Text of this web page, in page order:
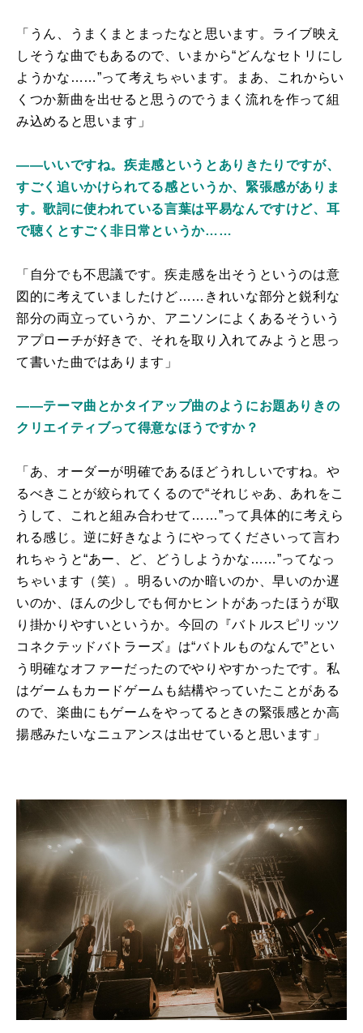
「うん、うまくまとまったなと思います。ライブ映え
しそうな曲でもあるので、いまから“どんなセトリにし
ようかな……”って考えちゃいます。まあ、これからい
くつか新曲を出せると思うのでうまく流れを作って組
み込めると思います」
――いいですね。疾走感というとありきたりですが、
すごく追いかけられてる感というか、緊張感がありま
す。歌詞に使われている言葉は平易なんですけど、耳
で聴くとすごく非日常というか……
「自分でも不思議です。疾走感を出そうというのは意
図的に考えていましたけど……きれいな部分と鋭利な
部分の両立っていうか、アニソンによくあるそういう
アプローチが好きで、それを取り入れてみようと思っ
て書いた曲ではあります」
――テーマ曲とかタイアップ曲のようにお題ありきの
クリエイティブって得意なほうですか？
「あ、オーダーが明確であるほどうれしいですね。や
るべきことが絞られてくるので“それじゃあ、あれをこ
うして、これと組み合わせて……”って具体的に考えら
れる感じ。逆に好きなようにやってくださいって言わ
れちゃうと“あー、ど、どうしようかな……”ってなっ
ちゃいます（笑）。明るいのか暗いのか、早いのか遅
いのか、ほんの少しでも何かヒントがあったほうが取
り掛かりやすいというか。今回の『バトルスピリッツ
コネクテッドバトラーズ』は“バトルものなんで”とい
う明確なオファーだったのでやりやすかったです。私
はゲームもカードゲームも結構やっていたことがある
ので、楽曲にもゲームをやってるときの緊張感とか高
揚感みたいなニュアンスは出せていると思います」